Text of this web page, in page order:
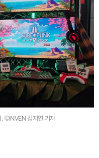
. ©INVEN 김지연 기자